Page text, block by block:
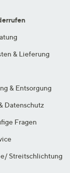
& Lieferung
& Entsorgung
Datenschutz
Fragen
Streitschlichtung